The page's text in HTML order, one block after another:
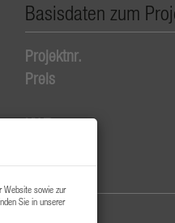
Basisdaten zum
Projektnr.
Preis
HWB
Bauart
Website sowie zur
Sie in unserer